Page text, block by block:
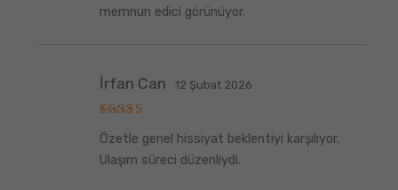
memnun edici görünüyor.
üzerinden
5oy aldı
İrfan Can 12 Şubat 2026
Özetle genel hissiyat beklentiyi karşılıyor.
Ulaşım süreci düzenliydi.